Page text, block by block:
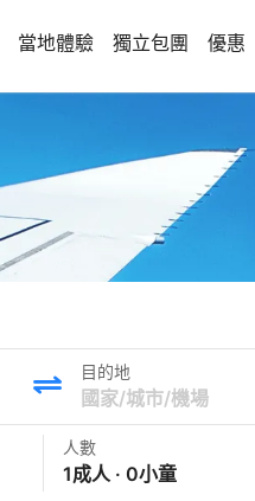
當地體驗 獨立包團 優惠
目的地
人數
1成人 · 0小童